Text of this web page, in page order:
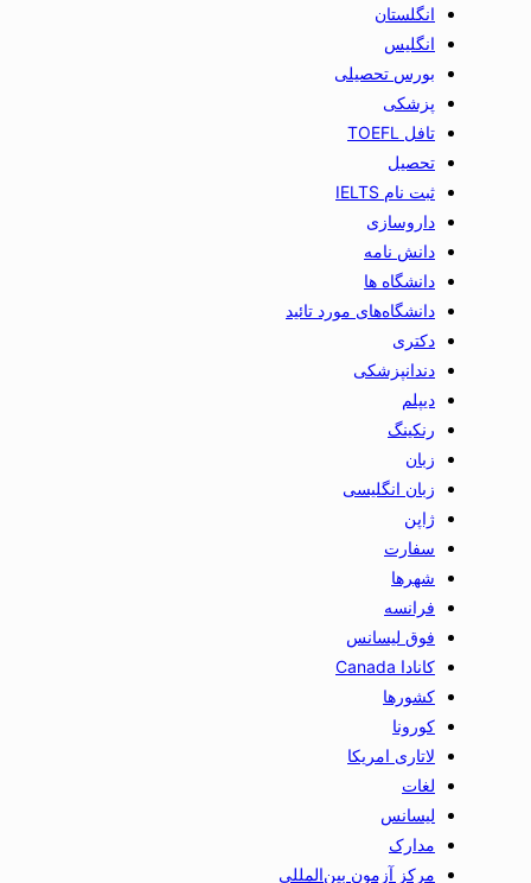
انگلستان
انگلیس
بورس تحصیلی
پزشکی
تافل TOEFL
تحصیل
ثبت نام IELTS
داروسازی
دانش نامه
دانشگاه ها
دانشگاه‌های مورد تائید
دکتری
دندانپزشکی
دیپلم
رنکینگ
زبان
زبان انگلیسی
ژاپن
سفارت
شهرها
فرانسه
فوق لیسانس
کانادا Canada
کشورها
کورونا
لاتاری امریکا
لغات
لیسانس
مدارک
مرکز آزمون بین‌المللی